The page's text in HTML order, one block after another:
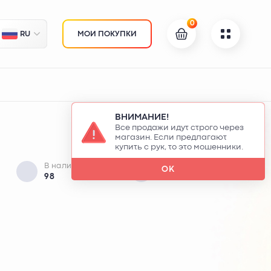
RU МОИ ПОКУПКИ
0
В наличии
98
Минимум к покупке:
ВНИМАНИЕ!
Все продажи идут строго через
магазин. Если предлагают
купить с рук, то это мошенники.
OK